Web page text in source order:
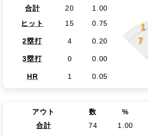
合計
20
1.00
ヒット
15 0.75 1
7
2塁打 4 0.20
3塁打 0 0.00
HR 1 0.05
アウト 数 %
合計
74
1.00